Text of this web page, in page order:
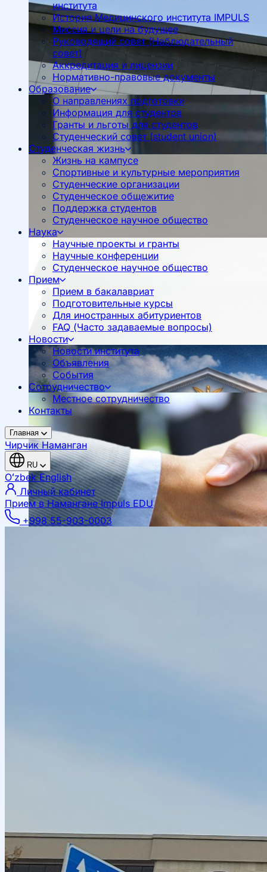
Руководство
института
История Медицинского института IMPULS
Миссия и цели на будущее
Руководящий совет (Наблюдательный
совет)
Аккредитация и лицензии
Нормативно-правовые документы
Образование
О направлениях подготовки
Информация для студентов
Гранты и льготы для студентов
Студенческий совет (student union)
Студенческая жизнь
Жизнь на кампусе
Спортивные и культурные мероприятия
Студенческие организации
Студенческое общежитие
Поддержка студентов
Студенческое научное общество
Наука
Научные проекты и гранты
Научные конференции
Студенческое научное общество
Прием
Прием в бакалавриат
Подготовительные курсы
Для иностранных абитуриентов
FAQ (Часто задаваемые вопросы)
Новости
Новости института
Объявления
События
Сотрудничество
Местное сотрудничество
Контакты
Главная
ЧирчикНаманган
RU
OʻzbekEnglish
Личный кабинет
Прием в Намангане Impuls EDU
+998 55-903-0003